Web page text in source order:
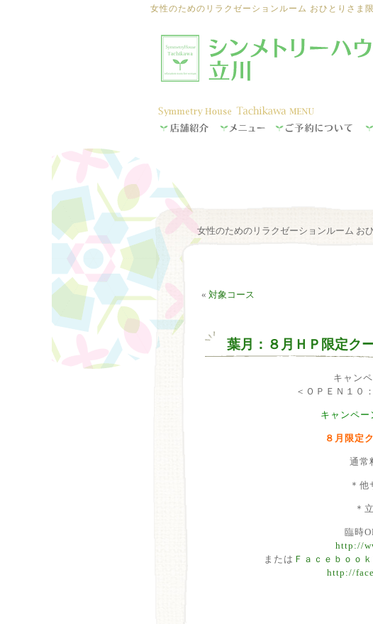
女性のためのリラクゼーションルーム おひとりさま
女性のためのリラクゼーションルーム お
« 対象コース
葉月：８月ＨＰ限定ク
キャン
＜ＯＰＥＮ１０
キャンペ
８月限定
通常
＊他
＊
臨時
http://
または Ｆａｃｅｂｏｏｋ
http://